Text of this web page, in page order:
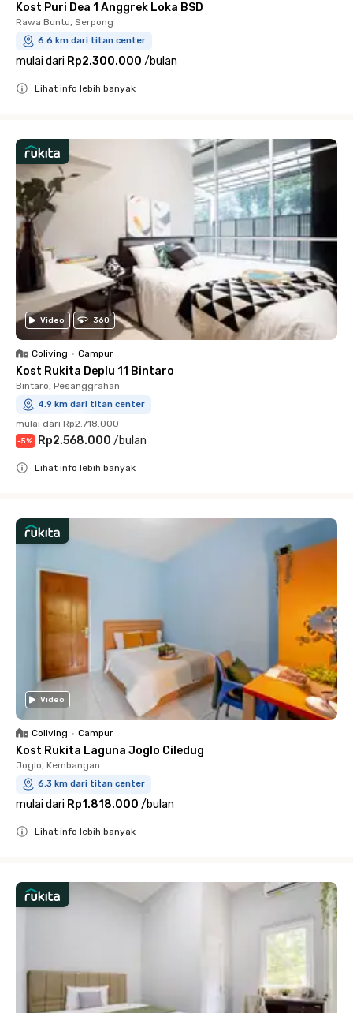
Kost Puri Dea 1 Anggrek Loka BSD
Rawa Buntu, Serpong
6.6 km dari titan center
mulai dari Rp2.300.000 /bulan
Lihat info lebih banyak
Video 360
Coliving • Campur
Kost Rukita Deplu 11 Bintaro
Bintaro, Pesanggrahan
4.9 km dari titan center
mulai dari Rp2.718.000
-5% Rp2.568.000 /bulan
Lihat info lebih banyak
Video
Coliving • Campur
Kost Rukita Laguna Joglo Ciledug
Joglo, Kembangan
6.3 km dari titan center
mulai dari Rp1.818.000 /bulan
Lihat info lebih banyak